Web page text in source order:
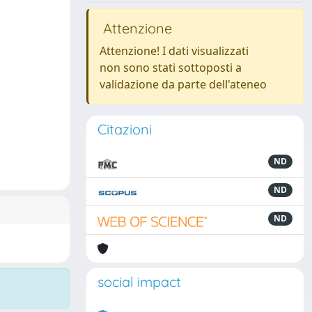
Attenzione
Attenzione! I dati visualizzati
non sono stati sottoposti a
validazione da parte dell'ateneo
Citazioni
ND
ND
ND
social impact